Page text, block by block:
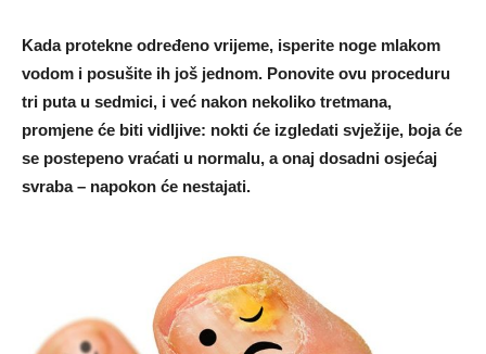
Kada protekne određeno vrijeme, isperite noge mlakom
vodom i posušite ih još jednom. Ponovite ovu proceduru
tri puta u sedmici, i već nakon nekoliko tretmana,
promjene će biti vidljive: nokti će izgledati svježije, boja će
se postepeno vraćati u normalu, a onaj dosadni osjećaj
svraba – napokon će nestajati.